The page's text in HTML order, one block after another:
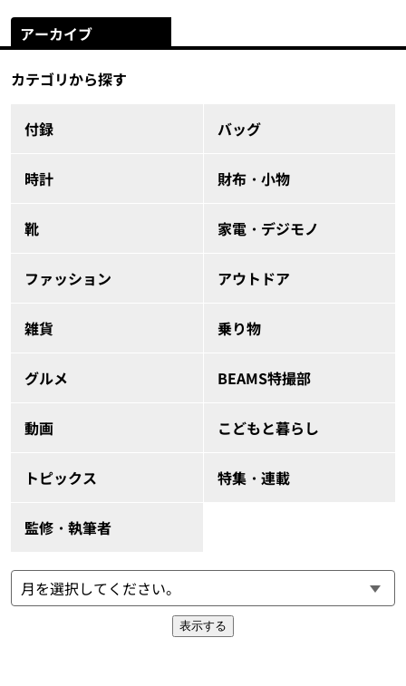
アーカイブ
カテゴリから探す
付録 バッグ
時計 財布・小物
靴 家電・デジモノ
ファッション アウトドア
雑貨 乗り物
グルメ BEAMS特撮部
動画 こどもと暮らし
トピックス 特集・連載
監修・執筆者
表示する